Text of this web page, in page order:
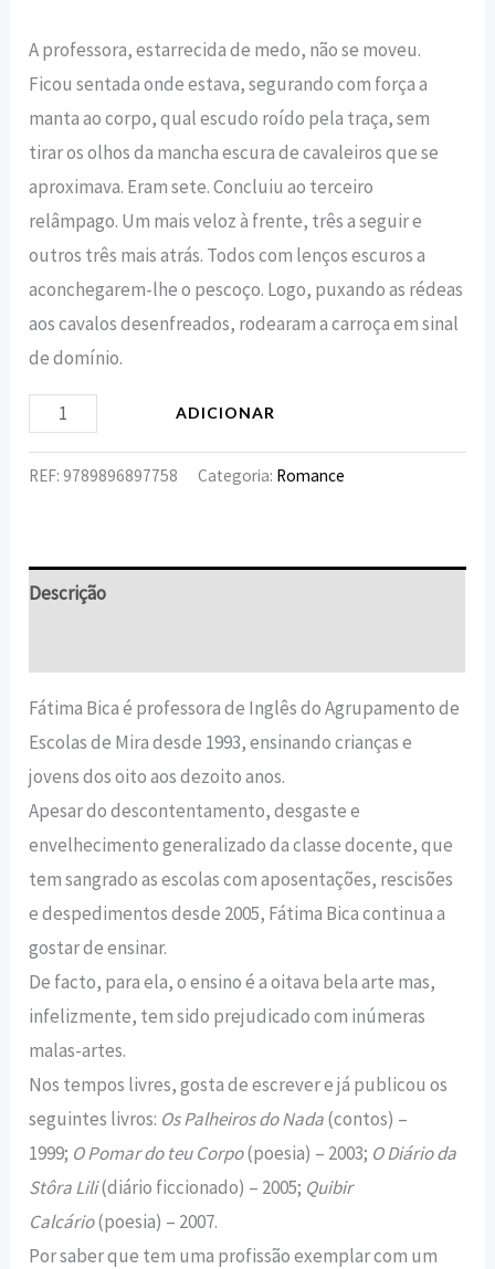
A professora, estarrecida de medo, não se moveu.
Ficou sentada onde estava, segurando com força a
manta ao corpo, qual escudo roído pela traça, sem
tirar os olhos da mancha escura de cavaleiros que se
aproximava. Eram sete. Concluiu ao terceiro
relâmpago. Um mais veloz à frente, três a seguir e
outros três mais atrás. Todos com lenços escuros a
aconchegarem-lhe o pescoço. Logo, puxando as rédeas
aos cavalos desenfreados, rodearam a carroça em sinal
de domínio.
ADICIONAR
REF:9789896897758 Categoria: Romance
Descrição
Fátima Bica é professora de Inglês do Agrupamento de
Escolas de Mira desde 1993, ensinando crianças e
jovens dos oito aos dezoito anos.
Apesar do descontentamento, desgaste e
envelhecimento generalizado da classe docente, que
tem sangrado as escolas com aposentações, rescisões
e despedimentos desde 2005, Fátima Bica continua a
gostar de ensinar.
De facto, para ela, o ensino é a oitava bela arte mas,
infelizmente, tem sido prejudicado com inúmeras
malas-artes.
Nos tempos livres, gosta de escrever e já publicou os
seguintes livros: Os Palheiros do Nada(contos) –
1999; O Pomar do teu Corpo(poesia) – 2003; O Diário da
Stôra Lili(diário ficcionado) – 2005; Quibir
Calcário(poesia) – 2007.
Por saber que tem uma profissão exemplar com um